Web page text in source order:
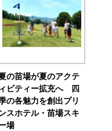
の苗場が夏のアクテ
ィビティー拡充へ 四
の各魅力を創出プリ
スホテル・苗場スキ
場